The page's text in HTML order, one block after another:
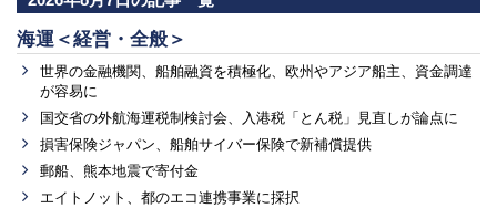
海運＜経営・全般＞
世界の金融機関、船舶融資を積極化、欧州やアジア船主、資金調達
が容易に
国交省の外航海運税制検討会、入港税「とん税」見直しが論点に
損害保険ジャパン、船舶サイバー保険で新補償提供
郵船、熊本地震で寄付金
エイトノット、都のエコ連携事業に採択